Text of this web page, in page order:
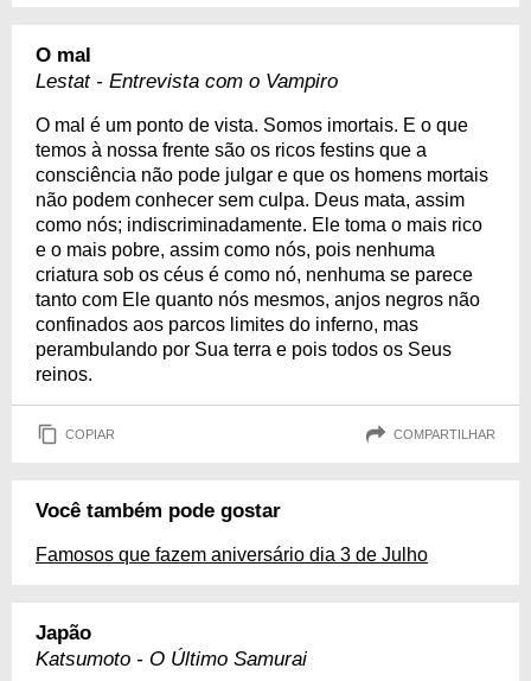
O mal
Lestat - Entrevista com o Vampiro
O mal é um ponto de vista. Somos imortais. E o que
temos à nossa frente são os ricos festins que a
consciência não pode julgar e que os homens mortais
não podem conhecer sem culpa. Deus mata, assim
como nós; indiscriminadamente. Ele toma o mais rico
e o mais pobre, assim como nós, pois nenhuma
criatura sob os céus é como nó, nenhuma se parece
tanto com Ele quanto nós mesmos, anjos negros não
confinados aos parcos limites do inferno, mas
perambulando por Sua terra e pois todos os Seus
reinos.
COPIAR COMPARTILHAR
Você também pode gostar
Famosos que fazem aniversário dia 3 de Julho
Japão
Katsumoto - O Último Samurai